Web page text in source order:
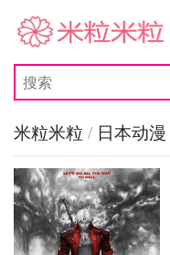
米粒米粒
米粒米粒 / 日本动漫